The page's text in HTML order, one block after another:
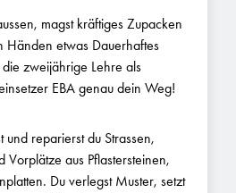
magst kräftiges Zupacken
Händen etwas Dauerhaftes
zweijährige Lehre als
EBA genau dein Weg!
und reparierst du Strassen,
Vorplätze aus Pflastersteinen,
Du verlegst Muster, setzt